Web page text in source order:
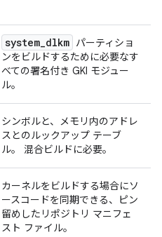
system_dlkm パーティショ
ンをビルドするために必要なす
べての署名付き GKI モジュー
ル。
シンボルと、メモリ内のアドレ
スとのルックアップ テーブ
ル。 混合ビルドに必要。
カーネルをビルドする場合にソ
ースコードを同期できる、ピン
留めしたリポジトリ マニフェ
スト ファイル。